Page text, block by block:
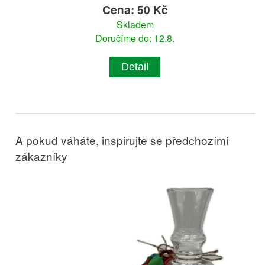
Cena: 50 Kč
Skladem
Doručíme do: 12.8.
Detail
A pokud váháte, inspirujte se předchozími
zákazníky